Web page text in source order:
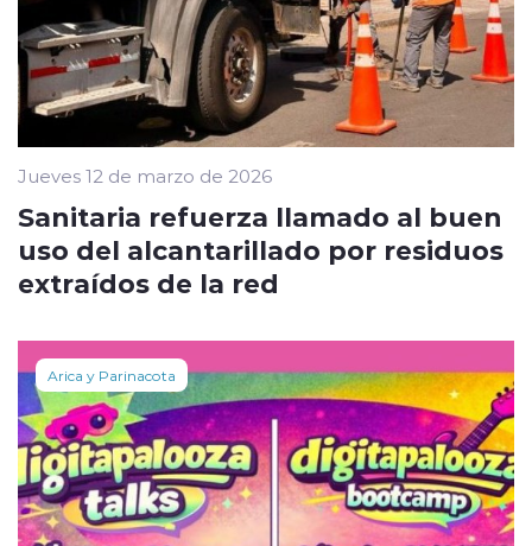
Jueves 12 de marzo de 2026
Sanitaria refuerza llamado al buen
uso del alcantarillado por residuos
extraídos de la red
Arica y Parinacota